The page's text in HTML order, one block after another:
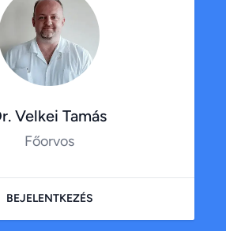
Velkei Tamás
Főorvos
BEJELENTKEZÉS